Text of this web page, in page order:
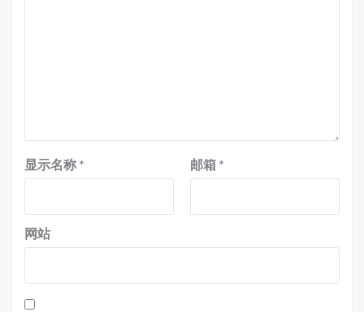
显示名称 * 邮箱 *
网站